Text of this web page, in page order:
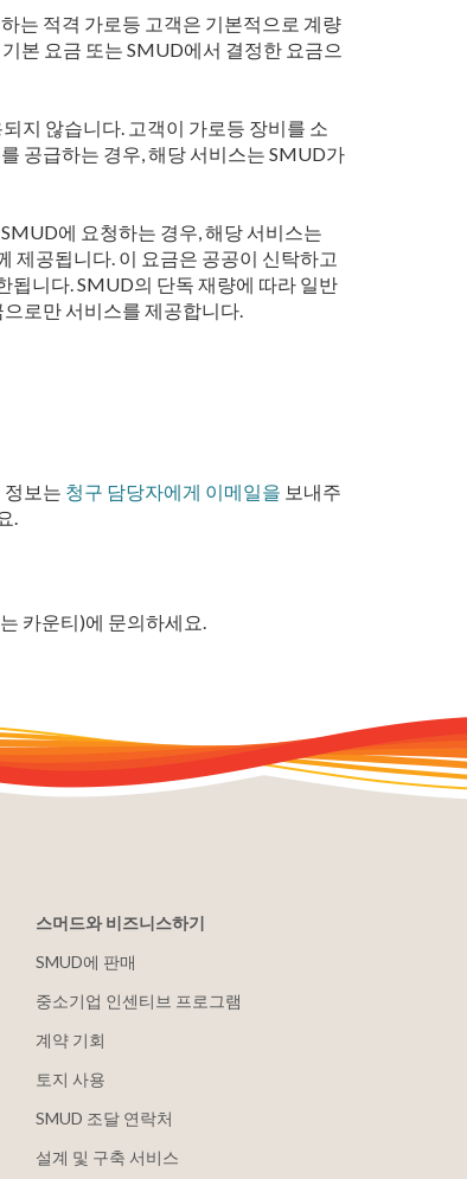
는 적격 가로등 고객은 기본적으로 계량
본 요금 또는 SMUD에서 결정한 요금으
지 않습니다. 고객이 가로등 장비를 소
공급하는 경우, 해당 서비스는 SMUD가
에 요청하는 경우, 해당 서비스는
제공됩니다. 이 요금은 공공이 신탁하고
됩니다. SMUD의 단독 재량에 따라 일반
로만 서비스를 제공합니다.
정보는 청구 담당자에게 이메일을 보내주
.
카운티)에 문의하세요.
스머드와 비즈니스하기
SMUD에 판매
중소기업 인센티브 프로그램
계약 기회
토지 사용
SMUD 조달 연락처
설계 및 구축 서비스